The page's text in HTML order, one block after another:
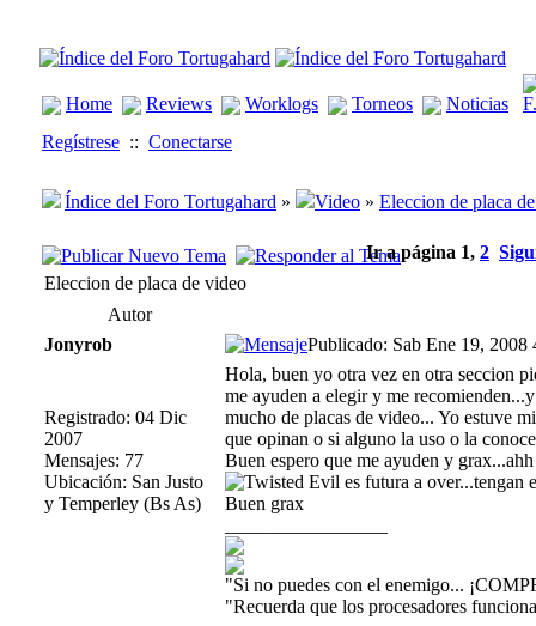
Home Reviews Worklogs Torneos
Noticias
Regístrese :: Conectarse
Índice del Foro Tortugahard » Video » Eleccion de placa
Ir a página 1, 2
Eleccion de placa de video
Autor
Jonyrob
Publicado: Sab Ene 19, 2008
Registrado: 04 Dic
2007
Mensajes: 77
Ubicación: San Justo
y Temperley (Bs As)
Hola, buen yo otra vez en otra seccion
me ayuden a elegir y me
mucho de placas de video... Yo estuve
que opinan o si alguno la uso o la
Buen espero que me ayuden y
es futura a over...tengan
Buen grax
"Si no puedes con el enemigo...
"Recuerda que los procesadores